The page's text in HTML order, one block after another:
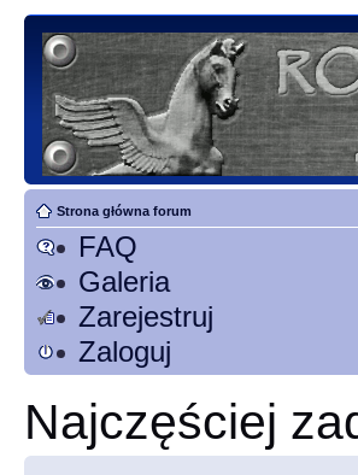
Strona główna forum
FAQ
Galeria
Zarejestruj
Zaloguj
Najczęściej